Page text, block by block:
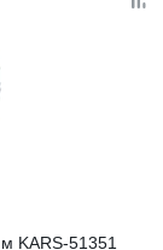
KARS-51351